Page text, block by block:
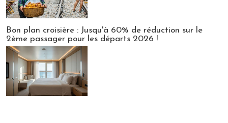
Bon plan croisière : Jusqu'à 60% de réduction sur le
2ème passager pour les départs 2026 !